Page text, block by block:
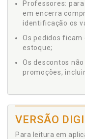
Professores:
em encerra
identificação os
Os pedidos ficam
estoque;
Os descontos
promoções,
VERSÃO
Para leitura em